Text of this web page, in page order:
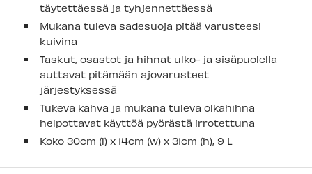
täytettäessä ja tyhjennettäessä
Mukana tuleva sadesuoja pitää varusteesi
kuivina
Taskut, osastot ja hihnat ulko- ja sisäpuolella
auttavat pitämään ajovarusteet
järjestyksessä
Tukeva kahva ja mukana tuleva olkahihna
helpottavat käyttöä pyörästä irrotettuna
Koko30cm (l) x 14cm (w) x 31cm (h), 9 L